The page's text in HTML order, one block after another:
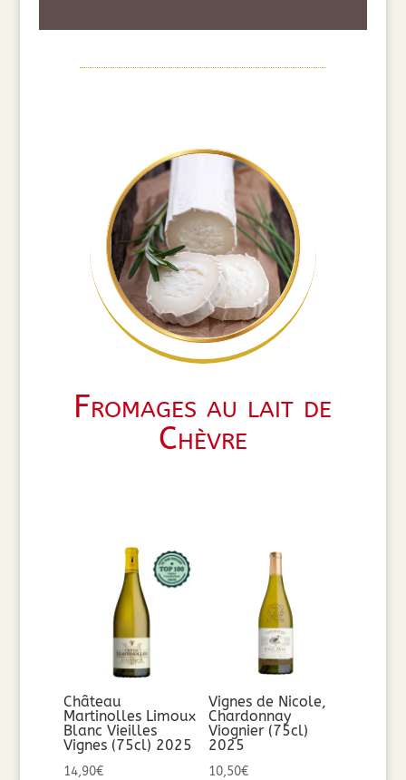
Fromages au lait de
Chèvre
Château
Martinolles Limoux
Blanc Vieilles
Vignes (75cl) 2025
14,90€
Vignes de Nicole,
Chardonnay
Viognier (75cl)
2025
10,50€